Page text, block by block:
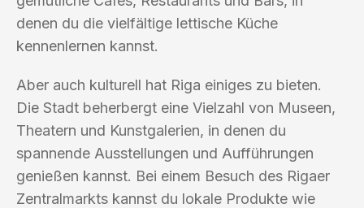
denen du die vielfältige lettische Küche
kennenlernen kannst.
Aber auch kulturell hat Riga einiges zu bieten.
Die Stadt beherbergt eine Vielzahl von Museen,
Theatern und Kunstgalerien, in denen du
spannende Ausstellungen und Aufführungen
genießen kannst. Bei einem Besuch des Rigaer
Zentralmarkts kannst du lokale Produkte wie